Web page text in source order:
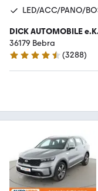
LED/ACC/PANO/
DICK AUTOMOBILE
36179 Bebra
4.7 Sterne
(3288)